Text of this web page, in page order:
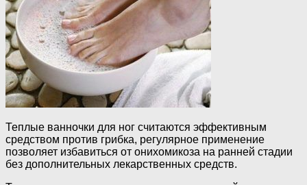
Теплые ванночки для ног считаются эффективным
средством против грибка, регулярное применение
позволяет избавиться от онихомикоза на ранней стадии
без дополнительных лекарственных средств.